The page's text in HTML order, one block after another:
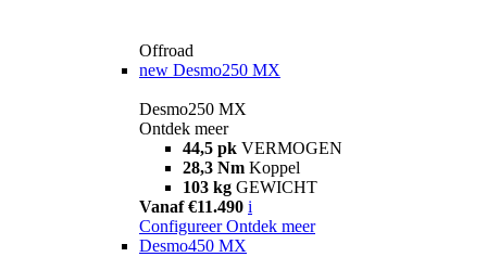
Offroad
new Desmo250 MX
Desmo250 MX
Ontdek meer
44,5 pk VERMOGEN
28,3 Nm Koppel
103 kg GEWICHT
Vanaf €11.490 i
Configureer Ontdek meer
Desmo450 MX